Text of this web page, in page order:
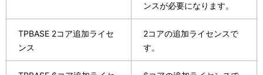
ンスが必要になります。
TPBASE 2コア追加ライセ
ンス
2コアの追加ライセンスで
す。